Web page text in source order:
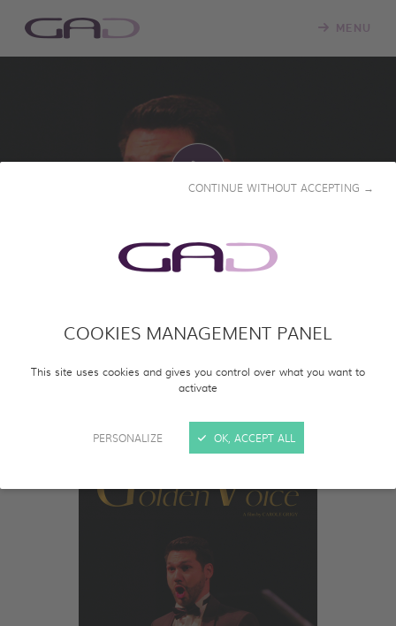
COOKIES MANAGEMENT PANEL
This site uses cookies and gives you control over what you want to
activate
PERSONALIZE
CONTINUE WITHOUT ACCEPTING →
OK, ACCEPT ALL
MENU